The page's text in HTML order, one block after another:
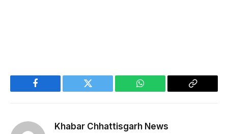
Facebook Twitter WhatsApp
Copy
Khabar Chhattisgarh News